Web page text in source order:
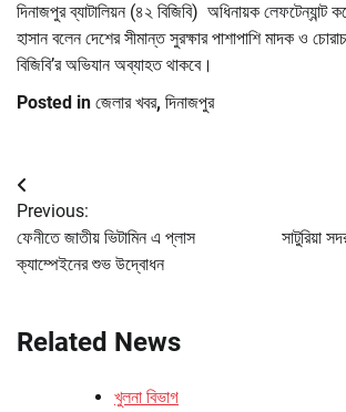
দিনাজপুর ব্যাটালিয়ন (৪২ বিজিবি) অধিনায়ক
হাসান বলেন দেশের সীমান্ত সুরক্ষার পাশাপাশি মাদক ও
বিজিবি’র অভিযান অব্যাহত থাকবে।
Posted in জেলার খবর, দিনাজপুর
Post
navigation
Previous:
ফেনীতে জাতীয় ভিটামিন এ প্লাস
ক্যাম্পেইনের শুভ উদ্বোধন
সাটুরিয়া
Related News
খুলনা বিভাগ